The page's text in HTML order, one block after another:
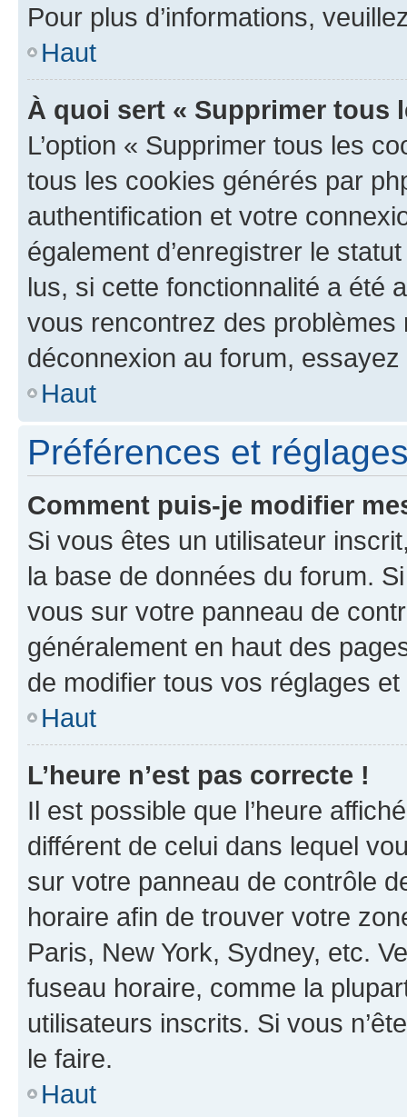
Pour plus d’informations,
Haut
À quoi sert « Supprimer tous
L’option « Supprimer tous les
tous les cookies générés par
authentification et votre
également d’enregistrer le
lus, si cette fonctionnalité a été
vous rencontrez des
déconnexion au forum,
Haut
Préférences et
Comment puis-je modifier
Si vous êtes un utilisateur
la base de données du forum.
vous sur votre panneau de
généralement en haut des
de modifier tous vos réglages
Haut
L’heure n’est pas correcte !
Il est possible que l’heure
différent de celui dans lequel
sur votre panneau de contrôle
horaire afin de trouver votre
Paris, New York, Sydney, etc.
fuseau horaire, comme la
utilisateurs inscrits. Si vous
le faire.
Haut